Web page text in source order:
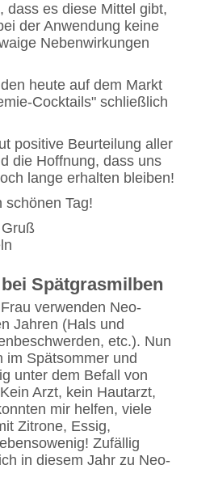
dass es diese Mittel gibt,
der Anwendung keine
Nebenwirkungen
heute auf dem Markt
Cocktails" schließlich
positive Beurteilung aller
die Hoffnung, dass uns
lange erhalten bleiben!
schönen Tag!
Spätgrasmilben
verwenden Neo-
Jahren (Hals und
etc.). Nun
im Spätsommer und
unter dem Befall von
Arzt, kein Hautarzt,
mir helfen, viele
Zitrone, Essig,
Zufällig
in diesem Jahr zu Neo-